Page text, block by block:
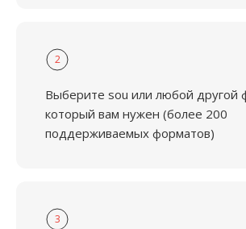
2
Выберите sou или любой другой
который вам нужен (более 200
поддерживаемых форматов)
3